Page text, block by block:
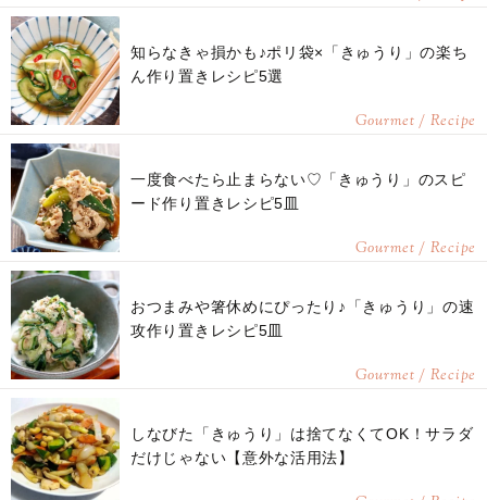
知らなきゃ損かも♪ポリ袋×「きゅうり」の楽ち
ん作り置きレシピ5選
Gourmet / Recipe
一度食べたら止まらない♡「きゅうり」のスピ
ード作り置きレシピ5皿
Gourmet / Recipe
おつまみや箸休めにぴったり♪「きゅうり」の速
攻作り置きレシピ5皿
Gourmet / Recipe
しなびた「きゅうり」は捨てなくてOK！サラダ
だけじゃない【意外な活用法】